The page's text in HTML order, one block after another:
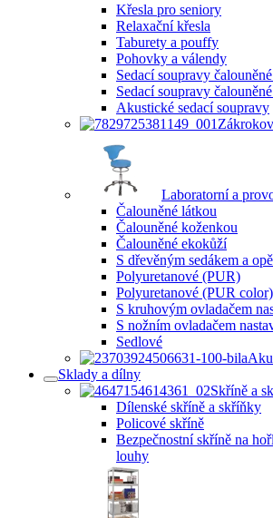
Křesla pro seniory
Relaxační křesla
Taburety a pouffy
Pohovky a válendy
Sedací soupravy
Sedací soupravy
Akustické sedací soupravy
Laboratorní a
Čalouněné látkou
Čalouněné koženkou
Čalouněné ekokůží
S dřevěným sedákem a
Polyuretanové (PUR)
Polyuretanové (PUR color)
S kruhovým ovladačem
S nožním ovladačem
Sedlové
Sklady a dílny
Skříně a
Dílenské skříně a skříňky
Policové skříně
Bezpečnostní skříně na
louhy